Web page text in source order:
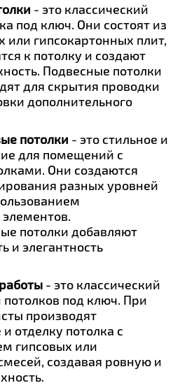
- это классический
под ключ. Они состоят из
или гипсокартонных плит,
к потолку и создают
Подвесные потолки
для скрытия проводки
дополнительного
потолки - это стильное и
для помещений с
Они создаются
разных уровней
потолки добавляют
и элегантность
- это классический
под ключ. При
производят
отделку потолка с
гипсовых или
создавая ровную и